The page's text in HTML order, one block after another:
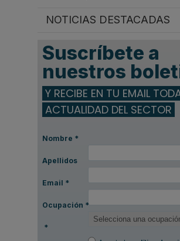
NOTICIAS DESTACADAS
Suscríbete a
nuestros
Y RECIBE EN TU EMAIL
ACTUALIDAD DEL SECTOR
Nombre *
Apellidos
Email *
Ocupación *
*